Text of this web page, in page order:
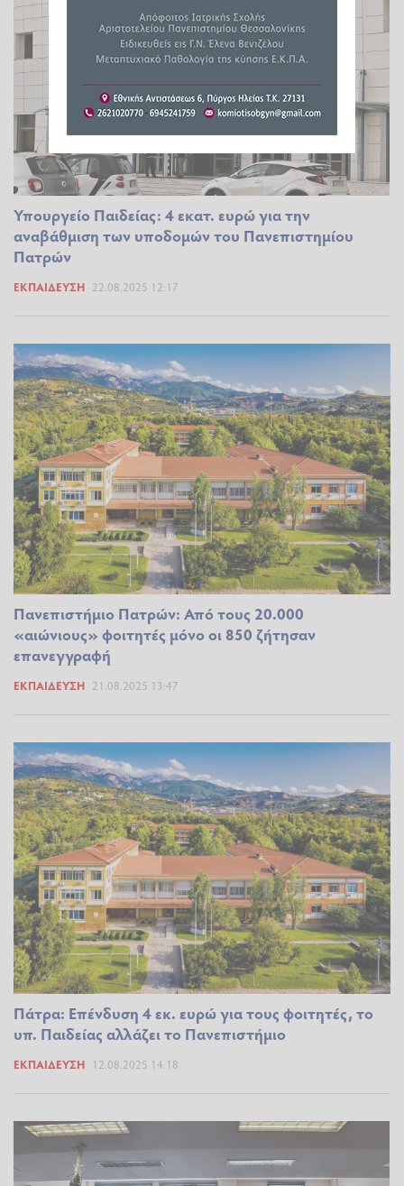
Υπουργείο Παιδείας: 4 εκατ. ευρώ για την
αναβάθμιση των υποδομών του Πανεπιστημίου
Πατρών
ΕΚΠΑΊΔΕΥΣΗ 22.08.2025 12:17
Πανεπιστήμιο Πατρών: Από τους 20.000
«αιώνιους» φοιτητές μόνο οι 850 ζήτησαν
επανεγγραφή
ΕΚΠΑΊΔΕΥΣΗ 21.08.2025 13:47
Πάτρα: Επένδυση 4 εκ. ευρώ για τους φοιτητές, το
υπ. Παιδείας αλλάζει το Πανεπιστήμιο
ΕΚΠΑΊΔΕΥΣΗ 12.08.2025 14:18